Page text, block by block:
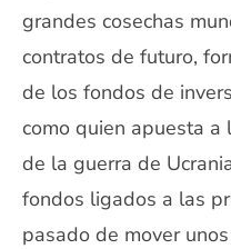
grandes cosechas
contratos de futuro,
de los fondos de
como quien apuesta a
de la guerra de
fondos ligados a las
pasado de mover